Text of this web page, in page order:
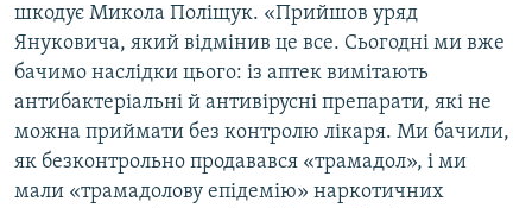
шкодує Микола Поліщук. «Прийшов уряд
Януковича, який відмінив це все. Сьогодні ми вже
бачимо наслідки цього: із аптек вимітають
антибактеріальні й антивірусні препарати, які не
можна приймати без контролю лікаря. Ми бачили,
як безконтрольно продавався «трамадол», і ми
мали «трамадолову епідемію» наркотичних